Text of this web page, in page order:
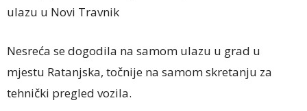
ulazu u Novi Travnik
Nesreća se dogodila na samom ulazu u grad u
mjestu Ratanjska, točnije na samom skretanju za
tehnički pregled vozila.